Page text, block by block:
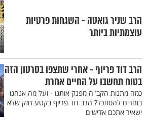
הרב שניר גואטה - השגחות פרטיות
עוצמתיות ביותר
הרב דוד פריוף - אחרי שתצפו בסרטון הזה
בטוח תחשבו על החיים אחרת
כמה מתנות הקב"ה מפנק אותנו - ועל מה אנחנו
בוחרים להסתכל? הרב דוד פריוף בקטע חזק שלא
ישאיר אתכם אדישים